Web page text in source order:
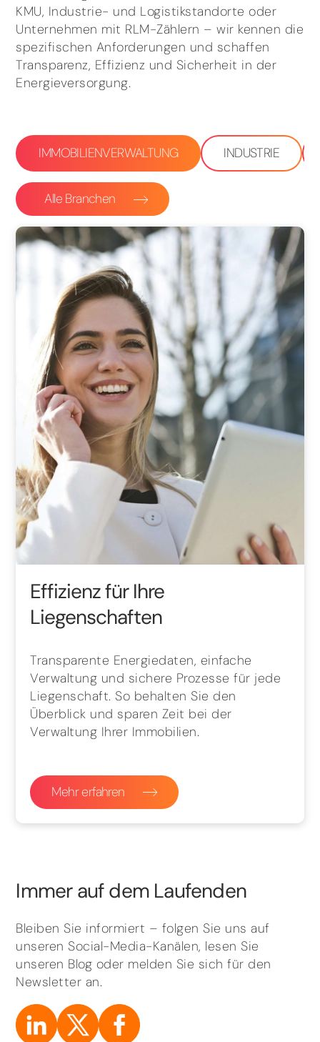
KMU, Industrie- und Logistikstandorte oder
Unternehmen mit RLM-Zählern – wir kennen die
spezifischen Anforderungen und schaffen
Transparenz, Effizienz und Sicherheit in der
Energieversorgung.
IMMOBILIENVERWALTUNG INDUSTRIE
Alle Branchen
Effizienz für Ihre
Liegenschaften
Transparente Energiedaten, einfache
Verwaltung und sichere Prozesse für jede
Liegenschaft. So behalten Sie den
Überblick und sparen Zeit bei der
Verwaltung Ihrer Immobilien.
Mehr erfahren
Immer auf dem Laufenden
Bleiben Sie informiert – folgen Sie uns auf
unseren Social-Media-Kanälen, lesen Sie
unseren Blog oder melden Sie sich für den
Newsletter an.